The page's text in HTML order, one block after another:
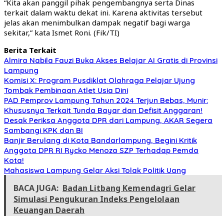
“Kita akan panggil pihak pengembangnya serta Dinas
terkait dalam waktu dekat ini. Karena aktivitas tersebut
jelas akan menimbulkan dampak negatif bagi warga
sekitar,” kata Ismet Roni. (Fik/TI)
Berita Terkait
Almira Nabila Fauzi Buka Akses Belajar AI Gratis di Provinsi
Lampung
Komisi X: Program Pusdiklat Olahraga Pelajar Ujung
Tombak Pembinaan Atlet Usia Dini
PAD Pemprov Lampung Tahun 2024 Terjun Bebas, Munir:
Khususnya Terkait Tunda Bayar dan Defisit Anggaran!
Desak Periksa Anggota DPR dari Lampung, AKAR Segera
Sambangi KPK dan BI
Banjir Berulang di Kota Bandarlampung, Begini Kritik
Anggota DPR RI Rycko Menoza SZP Terhadap Pemda
Kota!
Mahasiswa Lampung Gelar Aksi Tolak Politik Uang
BACA JUGA: Badan Litbang Kemendagri Gelar
Simulasi Pengukuran Indeks Pengelolaan
Keuangan Daerah